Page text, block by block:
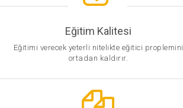
Eğitim Kalitesi
Eğitimi verecek yeterli nitelikte eğitici proplemini
ortadan kaldırır.